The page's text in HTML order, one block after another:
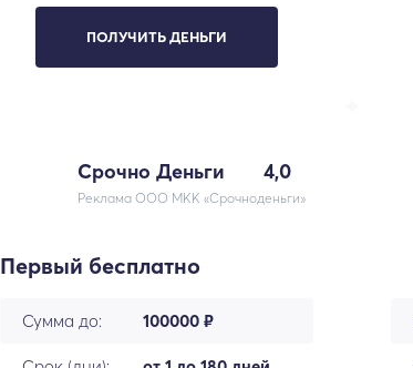
ПОЛУЧИТЬ ДЕНЬГИ
Срочно Деньги 4,0
Реклама ООО МКК «Срочноденьги»
Первый бесплатно
Сумма до: 100000 ₽